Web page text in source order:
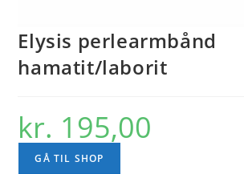
Elysis perlearmbånd
hamatit/laborit
kr. 195,00
GÅ TIL SHOP